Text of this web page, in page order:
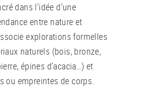
dans l’idée d’une
entre nature et
explorations formelles
naturels (bois, bronze,
épines d’acacia…) et
ou empreintes de corps.